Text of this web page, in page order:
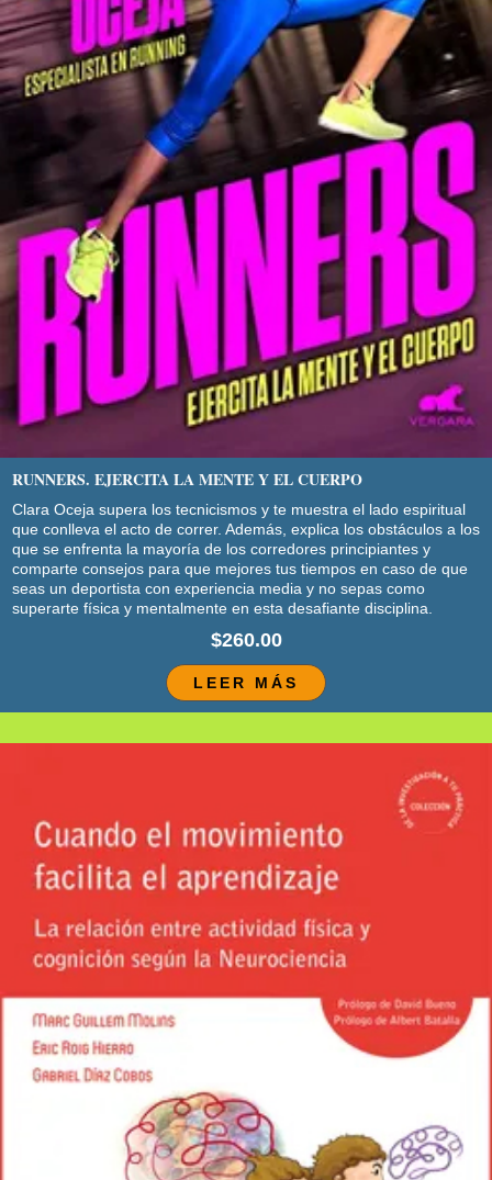
RUNNERS. EJERCITA LA MENTE Y EL CUERPO
Clara Oceja supera los tecnicismos y te muestra el lado espiritual
que conlleva el acto de correr. Además, explica los obstáculos a los
que se enfrenta la mayoría de los corredores principiantes y
comparte consejos para que mejores tus tiempos en caso de que
seas un deportista con experiencia media y no sepas como
superarte física y mentalmente en esta desafiante disciplina.
$260.00
LEER MÁS